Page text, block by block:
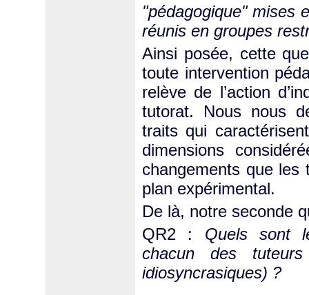
"pédagogique" mises
réunis en groupes
Ainsi posée, cette
toute intervention
relève de l’action
tutorat. Nous nous
traits qui
dimensions
changements que
plan expérimental.
De là, notre seconde
QR2 : Quels sont
chacun des
idiosyncrasiques) ?